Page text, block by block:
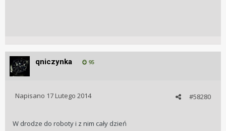
qniczynka 95
#58280
Napisano 17 Lutego 2014
W drodze do roboty i z nim cały dzień